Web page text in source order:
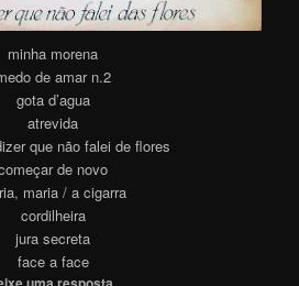
minha morena
de amar n.2
gota d’agua
atrevida
que não falei de flores
de novo
maria / a cigarra
cordilheira
jura secreta
face a face